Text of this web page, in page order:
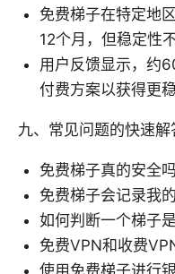
免费梯子在特定地
12个月，但稳定性
用户反馈显示，约
付费方案以获得更
九、常见问题的快速解
免费梯子真的安全吗
免费梯子会记录我
如何判断一个梯子
免费VPN和收费